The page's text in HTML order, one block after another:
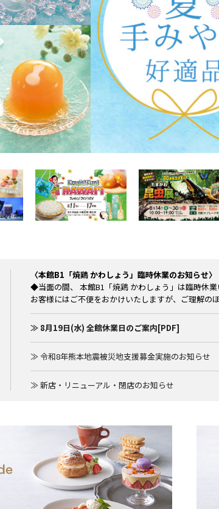
〈本館B1「焼鶏 かわしょう」臨時休業のお知らせ〉
◆当面の間、 本館B1「焼鶏 かわしょう」は臨時休業
お客様にはご不便をおかけいたしますが、ご理解の
≫ 8月19日(水) 全館休業日のご案内[PDF]
≫ 令和8年熊本地震被災地支援募金実施のお知らせ
≫ 新店・リニューアル・閉店のお知らせ